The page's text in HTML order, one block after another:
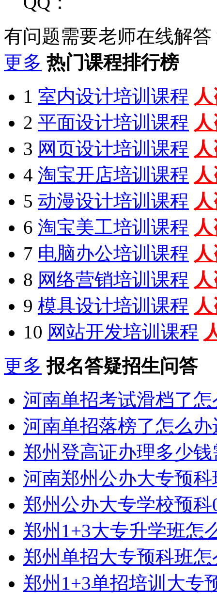
有问题需要老师在线解答
更多 热门课程排行榜
1 室内设计培训课程
2 平面设计培训课程
3 网页设计培训课程
4 淘宝开店培训课程
5 动漫设计培训课程
6 淘宝美工培训课程
7 电脑办公培训课程
8 网络营销培训课程
9 模具设计培训课程
10 网站开发培训课程
更多 报名答疑招生问答
河南单招考试滑档了
河南单招落榜了怎么
郑州登高证办理多少
河南郑州公办大专预
郑州公办大专学校预
郑州1+3大专升学班怎
郑州单招大专预科班
郑州1+3单招培训大专